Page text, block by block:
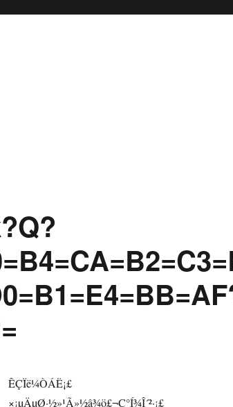
ÊÇÏë¼ÒÁË¡£
×¡µÄµØ·½»¹Ã»½â¾ö£¬Ç°Í¾Î´²·¡£